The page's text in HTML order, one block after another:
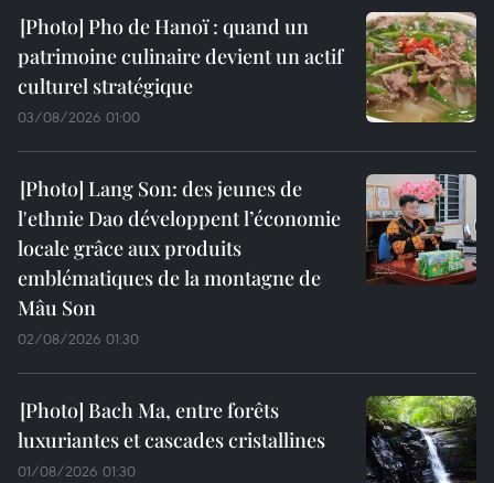
Pho de Hanoï : quand un
patrimoine culinaire devient un actif
culturel stratégique
03/08/2026 01:00
Lang Son: des jeunes de
l'ethnie Dao développent l’économie
locale grâce aux produits
emblématiques de la montagne de
Mâu Son
02/08/2026 01:30
Bach Ma, entre forêts
luxuriantes et cascades cristallines
01/08/2026 01:30